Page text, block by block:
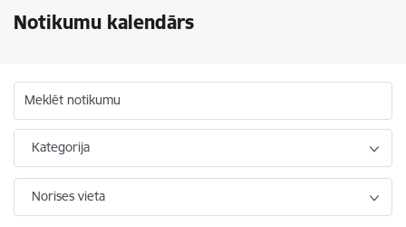
Notikumu kalendārs
Meklēt notikumu
Kategorija
Norises vieta